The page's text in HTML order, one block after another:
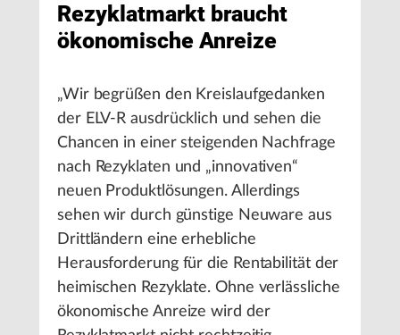
Rezyklatmarkt braucht
ökonomische Anreize
„Wir begrüßen den Kreislaufgedanken
der ELV-R ausdrücklich und sehen die
Chancen in einer steigenden Nachfrage
nach Rezyklaten und „innovativen“
neuen Produktlösungen. Allerdings
sehen wir durch günstige Neuware aus
Drittländern eine erhebliche
Herausforderung für die Rentabilität der
heimischen Rezyklate. Ohne verlässliche
ökonomische Anreize wird der